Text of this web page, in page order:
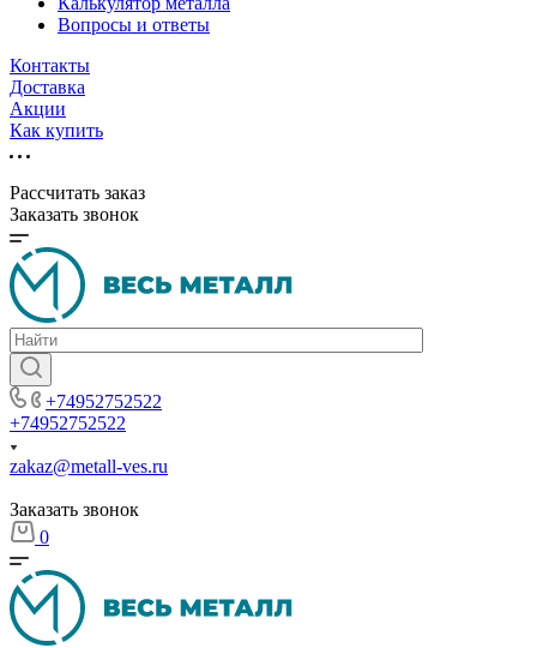
Вопросы и ответы
Контакты
Доставка
Акции
Как купить
Рассчитать заказ
Заказать звонок
+74952752522
+74952752522
zakaz@metall-ves.ru
Заказать звонок
0